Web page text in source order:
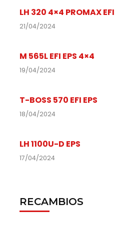
LH 320 4×4 PROMAX EFI
21/04/2024
M 565L EFI EPS 4×4
19/04/2024
T-BOSS 570 EFI EPS
18/04/2024
LH 1100U-D EPS
17/04/2024
RECAMBIOS